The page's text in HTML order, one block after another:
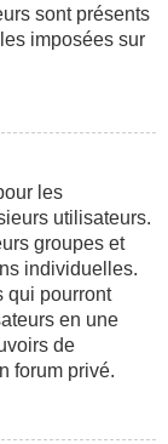
sont présents
imposées sur
les
utilisateurs.
groupes et
individuelles.
qui pourront
en une
de
forum privé.